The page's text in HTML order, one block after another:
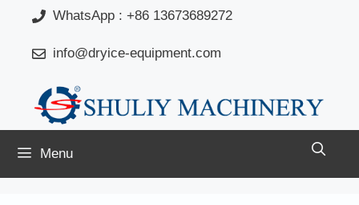
contenu
WhatsApp : +86 13673689272
info@dryice-equipment.com
Menu